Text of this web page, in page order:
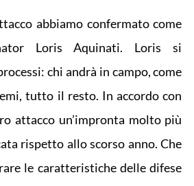
abbiamo confermato come
Loris Aquinati. Loris si
chi andrà in campo, come
tutto il resto. In accordo con
attacco un’impronta molto più
rispetto allo scorso anno. Che
le caratteristiche delle difese